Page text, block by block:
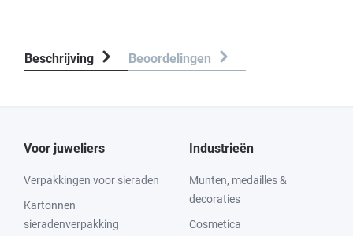
Beschrijving Beoordelingen
Voor juweliers
Verpakkingen voor sieraden
Kartonnen
sieradenverpakking
Industrieën
Munten, medailles &
decoraties
Cosmetica